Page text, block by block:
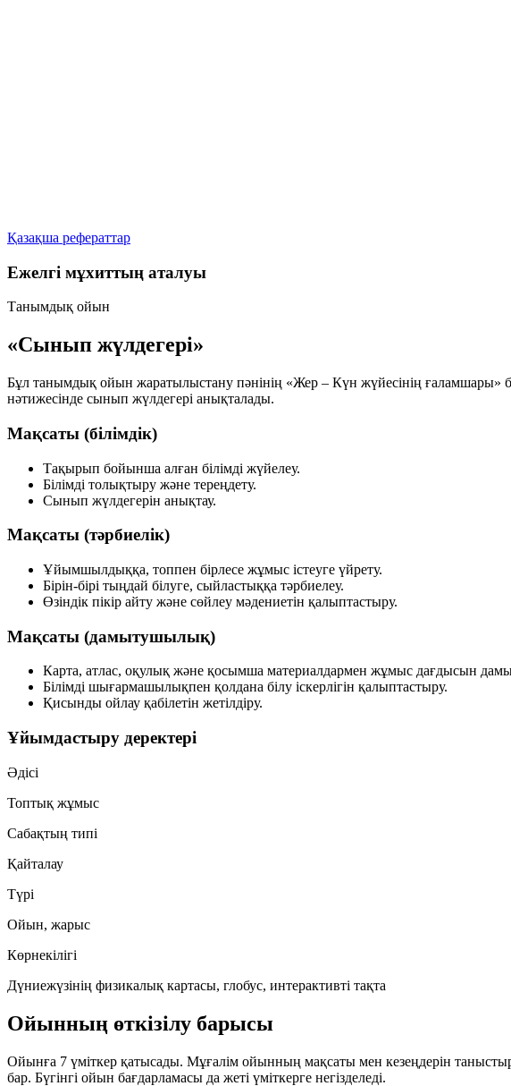
Қазақша рефераттар
Ежелгі мұхиттың аталуы
Танымдық ойын
«Сынып жүлдегері»
Бұл танымдық ойын жаратылыстану пәнінің «Жер – Күн жүйесінің ғаламшары»
нәтижесінде сынып жүлдегері анықталады.
Мақсаты (білімдік)
Тақырып бойынша алған білімді жүйелеу.
Білімді толықтыру және тереңдету.
Сынып жүлдегерін анықтау.
Мақсаты (тәрбиелік)
Ұйымшылдыққа, топпен бірлесе жұмыс істеуге үйрету.
Бірін-бірі тыңдай білуге, сыйластыққа тәрбиелеу.
Өзіндік пікір айту және сөйлеу мәдениетін қалыптастыру.
Мақсаты (дамытушылық)
Карта, атлас, оқулық және қосымша материалдармен жұмыс дағдысын
Білімді шығармашылықпен қолдана білу іскерлігін қалыптастыру.
Қисынды ойлау қабілетін жетілдіру.
Ұйымдастыру деректері
Әдісі
Топтық жұмыс
Сабақтың типі
Қайталау
Түрі
Ойын, жарыс
Көрнекілігі
Дүниежүзінің физикалық картасы, глобус, интерактивті тақта
Ойынның өткізілу барысы
Ойынға 7 үміткер қатысады. Мұғалім ойынның мақсаты мен кезеңдерін
бар. Бүгінгі ойын бағдарламасы да жеті үміткерге негізделеді.